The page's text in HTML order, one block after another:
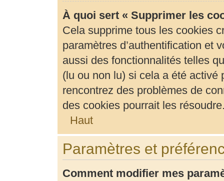
À quoi sert « Supprimer les
Cela supprime tous les cookies
paramètres d’authentification et
aussi des fonctionnalités telles
(lu ou non lu) si cela a été activé
rencontrez des problèmes de
des cookies pourrait les
Haut
Paramètres et
Comment modifier mes